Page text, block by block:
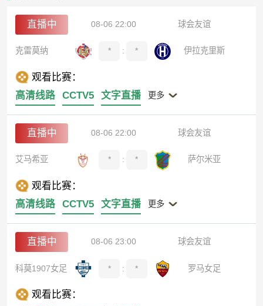
直播中 08-06 22:00 球会友谊
克雷莫纳 * : * 伊拉克里斯
观看比赛：
高清线路
CCTV5 文字直播 更多
直播中 08-06 22:00 球会友谊
艾马希亚 * : * 萨尔米亚
观看比赛：
高清线路
CCTV5 文字直播 更多
直播中 08-06 23:00 球会友谊
科莫1907女足 * : * 罗马女足
观看比赛：